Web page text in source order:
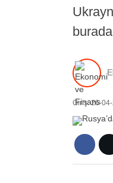
Giriş: 26-